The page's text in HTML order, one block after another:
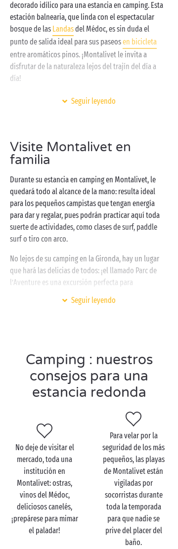
decorado idílico para una estancia en camping. Esta
estación balnearia, que linda con el espectacular
bosque de las Landasdel Médoc, es sin duda el
punto de salida ideal para sus paseosen bicicleta
entre aromáticos pinos. ¡Montalivet le invita a
disfrutar de la naturaleza lejos del trajín del día a
día!
Frente al océano y sus preciosos atardeceres, le
auténticaparcela de camping. Como alternativa a las
olas del mar, le ofrecemos nuestras piscinas
burbujas y la piscina acualúdica para los niños. ¿Es
usted aficionado al deporte? ¡Podrá disfrutar aquí de
sesiones de voley playa, aquagym, fitness otenis
Seguir leyendo
Visite Montalivet en
familia
Durante su estancia en camping en Montalivet, le
quedará todo al alcance de la mano: resulta ideal
para los pequeños campistas que tengan energía
para dar y regalar, pues podrán practicar aquí toda
suerte de actividades, como clases de surf, paddle
surf o tiro con arco.
No lejos de su camping en la Gironda, hay un lugar
que hará las delicias de todos: ¡el llamado Parc de
l’Aventure es una excursión perfecta para
! Recorrido de arborismo, circuitos de
karts a pedales, cama elástica,
la fiesta continúa al atardecer!
Lejos de limitarse a las playas oceánicas, el
excepcional patrimonio natural de Montalivet hará
de su estancia en camping una experiencia
inolvidable. ¿Se va de acampada con su media
naranja? Entonces haga una excursiónen pareja
explorar el inmenso pulmón verde de Montalivet: ¡su
bosque!
Paseosa caballo, rutas de senderismo, sendas
ciclables o circuitos de BTT, ¡encontrará seguro una
Seguir leyendo
Camping : nuestros
consejos para una
estancia redonda
No deje de visitar el
mercado, toda una
institución en
Montalivet: ostras,
vinos del Médoc,
deliciosos canelés,
¡prepárese para mimar
el paladar!
Para velar por la
seguridad de los más
pequeños, las playas
de Montalivet están
vigiladas por
socorristas durante
toda la temporada
para que nadie se
prive del placer del
baño.